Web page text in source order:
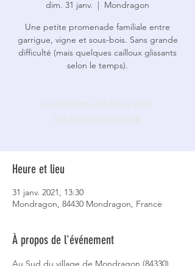
dim. 31 janv.
  |
Mondragon
Une petite promenade familiale entre
garrigue, vigne et sous-bois. Sans grande
difficulté (mais quelques cailloux glissants
selon le temps).
Heure et lieu
31 janv. 2021, 13:30
Mondragon, 84430 Mondragon, France
À propos de l'événement
Au Sud du village de Mondragon (84330),